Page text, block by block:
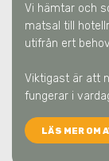
Vi hämtar och
matsal till
utifrån ert
Viktigast är att
fungerar i
LÄS MER OM